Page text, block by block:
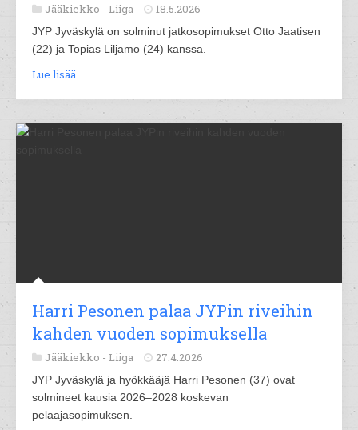
Jääkiekko - Liiga 18.5.2026
JYP Jyväskylä on solminut jatkosopimukset Otto Jaatisen
(22) ja Topias Liljamo (24) kanssa.
Lue lisää
Harri Pesonen palaa JYPin riveihin
kahden vuoden sopimuksella
Jääkiekko - Liiga 27.4.2026
JYP Jyväskylä ja hyökkääjä Harri Pesonen (37) ovat
solmineet kausia 2026–2028 koskevan
pelaajasopimuksen.